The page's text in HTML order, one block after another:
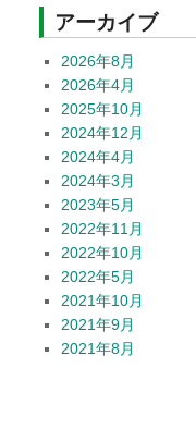
アーカイブ
2026年8月
2026年4月
2025年10月
2024年12月
2024年4月
2024年3月
2023年5月
2022年11月
2022年10月
2022年5月
2021年10月
2021年9月
2021年8月